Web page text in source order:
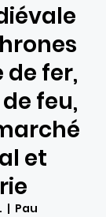
fer,
feu,
et
  |
Pau